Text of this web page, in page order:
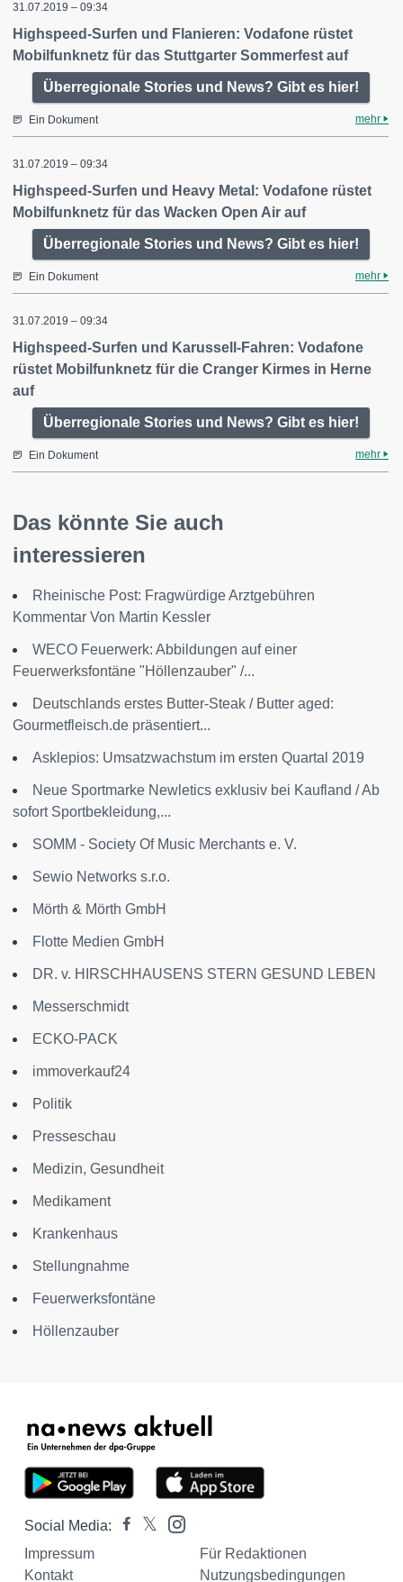
31.07.2019 – 09:34
Highspeed-Surfen und Flanieren: Vodafone rüstet
Mobilfunknetz für das Stuttgarter Sommerfest auf
Überregionale Stories und News? Gibt es hier!
Ein Dokument mehr
31.07.2019 – 09:34
Highspeed-Surfen und Heavy Metal: Vodafone rüstet
Mobilfunknetz für das Wacken Open Air auf
Überregionale Stories und News? Gibt es hier!
Ein Dokument mehr
31.07.2019 – 09:34
Highspeed-Surfen und Karussell-Fahren: Vodafone
rüstet Mobilfunknetz für die Cranger Kirmes in Herne
auf
Überregionale Stories und News? Gibt es hier!
Ein Dokument mehr
Das könnte Sie auch
interessieren
Rheinische Post: Fragwürdige Arztgebühren
Kommentar Von Martin Kessler
WECO Feuerwerk: Abbildungen auf einer
Feuerwerksfontäne "Höllenzauber" /...
Deutschlands erstes Butter-Steak / Butter aged:
Gourmetfleisch.de präsentiert...
Asklepios: Umsatzwachstum im ersten Quartal 2019
Neue Sportmarke Newletics exklusiv bei Kaufland / Ab
sofort Sportbekleidung,...
SOMM - Society Of Music Merchants e. V.
Sewio Networks s.r.o.
Mörth & Mörth GmbH
Flotte Medien GmbH
DR. v. HIRSCHHAUSENS STERN GESUND LEBEN
Messerschmidt
ECKO-PACK
immoverkauf24
Politik
Presseschau
Medizin, Gesundheit
Medikament
Krankenhaus
Stellungnahme
Feuerwerksfontäne
Höllenzauber
Social Media:
Impressum
Für Redaktionen
Kontakt
Nutzungsbedingungen